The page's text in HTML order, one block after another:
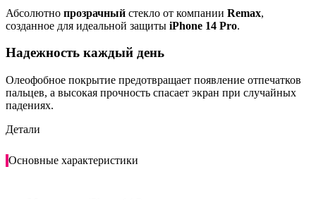
Абсолютно прозрачный стекло от компании Remax,
созданное для идеальной защиты iPhone 14 Pro.
Надежность каждый день
Олеофобное покрытие предотвращает появление отпечатков
пальцев, а высокая прочность спасает экран при случайных
падениях.
Детали
Основные характеристики